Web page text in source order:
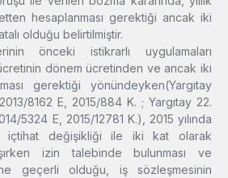
hesaplanması gerektiği ancak iki
olduğu belirtilmiştir.
önceki istikrarlı uygulamaları
dönem ücretinden ve ancak iki
gerektiği yönündeyken(Yargıtay
8162 E, 2015/884 K. ; Yargıtay 22.
5324 E, 2015/12781 K.), 2015 yılında
içtihat değişikliği ile iki kat olarak
izin talebinde bulunması ve
geçerli olduğu, iş sözleşmesinin